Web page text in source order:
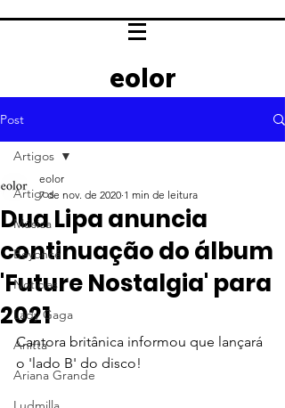
eolor
Post
Artigos
Música
Beyoncé
Notícias
Lady Gaga
Anitta
Ariana Grande
Artigos
Dua Lipa anuncia
continuação do álbum
'Future Nostalgia' para
2021
eolor
7 de nov. de 2020 1 min de leitura
Cantora britânica informou que lançará
o 'lado B' do disco!